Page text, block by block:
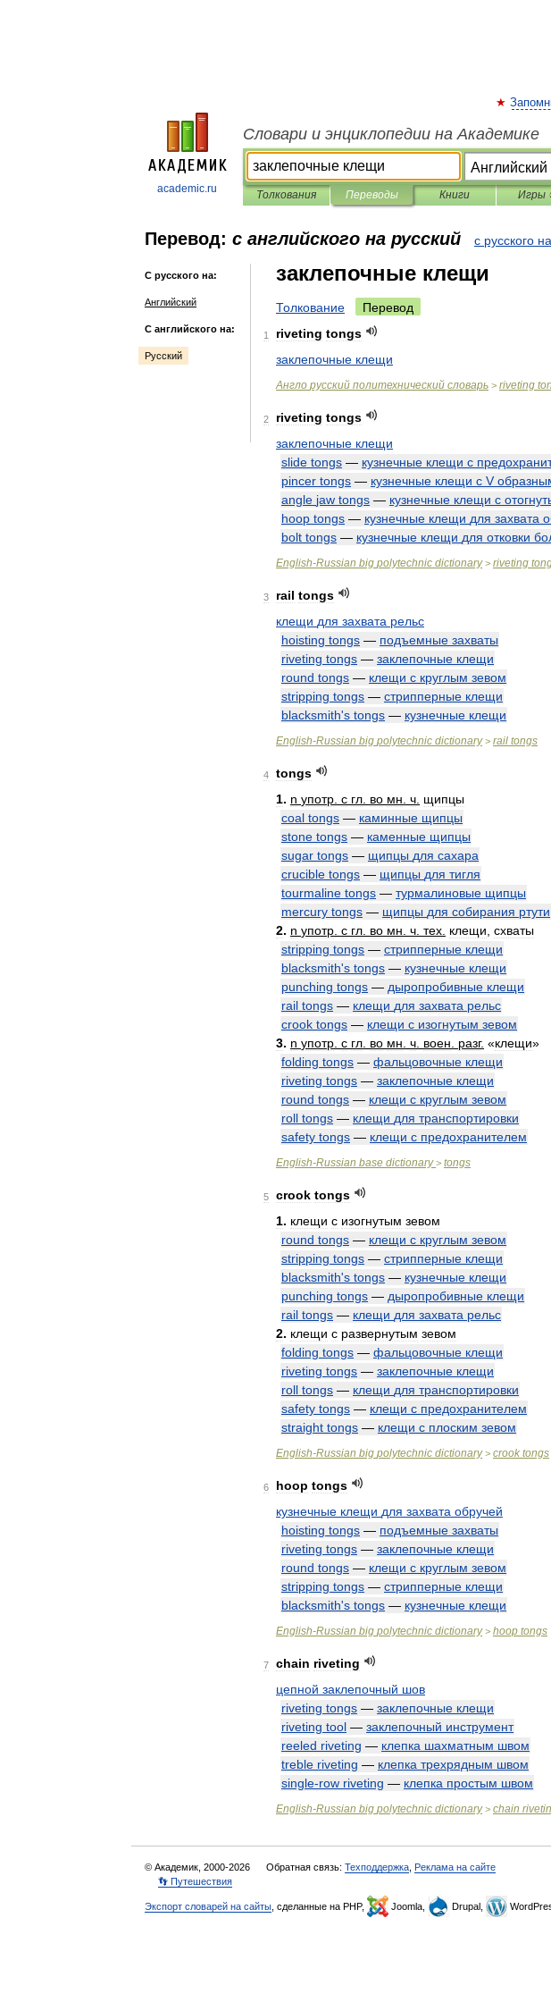
academic.ru
Словари и энциклопедии на Академике
Толкования Переводы Книги Игры
Перевод: с английского на русский с русского
С русского на:
Английский
С английского на:
Русский
заклепочные клещи
Толкование Перевод
1 riveting tongs
заклепочные клещи
Англо русский политехнический словарь > riveting
2 riveting tongs
заклепочные клещи
slide tongs — кузнечные клещи с
pincer tongs — кузнечные клещи с V
angle jaw tongs — кузнечные клещи с
hoop tongs — кузнечные клещи для захвата
bolt tongs — кузнечные клещи для отковки
English-Russian big polytechnic dictionary> riveting
3 rail tongs
клещи для захвата рельс
hoisting tongs — подъемные захваты
riveting tongs — заклепочные клещи
round tongs — клещи с круглым зевом
stripping tongs — стрипперные клещи
blacksmith's tongs — кузнечные клещи
English-Russian big polytechnic dictionary> rail tongs
4
tongs
1. n употр с гл во мн ч щипцы
coal tongs — каминные щипцы
stone tongs — каменные щипцы
sugar tongs — щипцы для сахара
crucible tongs — щипцы для тигля
tourmaline tongs — турмалиновые щипцы
mercury tongs — щипцы для собирания ртути
2. n употр с гл во мн ч тех клещи схваты
stripping tongs — стрипперные клещи
blacksmith's tongs — кузнечные клещи
punching tongs — дыропробивные клещи
rail tongs — клещи для захвата рельс
crook tongs — клещи с изогнутым зевом
3. n употр с гл во мн ч воен разг. «клещи»
folding tongs — фальцовочные клещи
riveting tongs — заклепочные клещи
round tongs — клещи с круглым зевом
roll tongs — клещи для транспортировки
safety tongs — клещи с предохранителем
English-Russian base dictionary > tongs
5 crook tongs
1. клещи с изогнутым зевом
round tongs — клещи с круглым зевом
stripping tongs — стрипперные клещи
blacksmith's tongs — кузнечные клещи
punching tongs — дыропробивные клещи
rail tongs — клещи для захвата рельс
2. клещи с развернутым зевом
folding tongs — фальцовочные клещи
riveting tongs — заклепочные клещи
roll tongs — клещи для транспортировки
safety tongs — клещи с предохранителем
straight tongs — клещи с плоским зевом
English-Russian big polytechnic dictionary> crook tongs
6 hoop tongs
кузнечные клещи для захвата обручей
hoisting tongs — подъемные захваты
riveting tongs — заклепочные клещи
round tongs — клещи с круглым зевом
stripping tongs — стрипперные клещи
blacksmith's tongs — кузнечные клещи
English-Russian big polytechnic dictionary> hoop tongs
7 chain riveting
цепной заклепочный шов
riveting tongs — заклепочные клещи
riveting tool — заклепочный инструмент
reeled riveting — клепка шахматным швом
treble riveting — клепка трехрядным швом
single-row riveting — клепка простым швом
English-Russian big polytechnic dictionary> chain
© Академик, 2000-2026 Обратная связь: Техподдержка Реклама на сайте
👣 Путешествия
Экспорт словарей на сайты , сделанные на PHP, Joomla, Drupal,